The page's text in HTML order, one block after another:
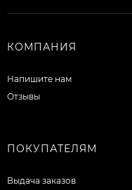
КОМПАНИЯ
Напишите нам
Отзывы
ПОКУПАТЕЛЯМ
Выдача заказов